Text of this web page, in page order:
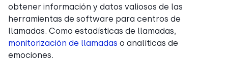
obtener información y datos valiosos de las
herramientas de software para centros de
llamadas. Como estadísticas de llamadas,
monitorización de llamadas o analíticas de
emociones.